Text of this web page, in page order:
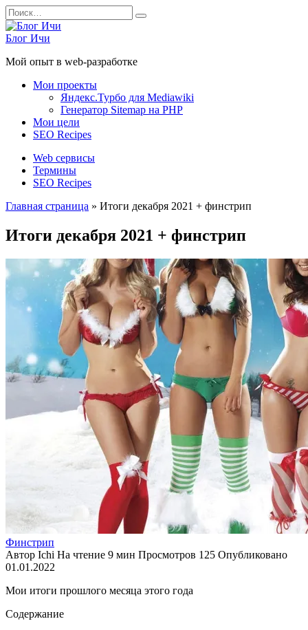
Перейти
к
содержанию
Search
for:
Блог Ичи
Мой опыт в web-разработке
Мои проекты
Яндекс.Турбо для Mediawiki
Генератор Sitemap на PHP
Мои цели
SEO Recipes
Web сервисы
Термины
SEO Recipes
Главная страница » Итоги декабря 2021 + финстрип
Итоги декабря 2021 + финстрип
Финстрип
Автор Ichi На чтение 9 мин Просмотров 125 Опубликовано
01.01.2022
Мои итоги прошлого месяца этого года
Содержание